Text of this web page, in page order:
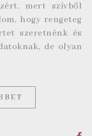
mert szívből
hogy rengeteg
szeretnénk és
de olyan